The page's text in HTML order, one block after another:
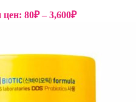
цен: 80₽ – 3,600₽